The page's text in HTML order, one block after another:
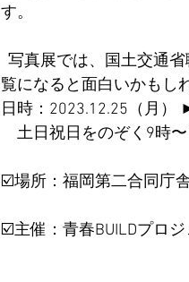
す。
覧になると面白いかもし
日時：2023.12.25（月）
土日祝日をのぞく9時〜
☑️場所：福岡第二合同庁
☑️主催：青春BUILDプロジ